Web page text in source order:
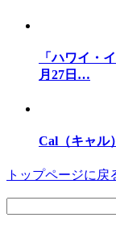
「ハワイ・
月27日…
Cal（キャル
トップページに戻